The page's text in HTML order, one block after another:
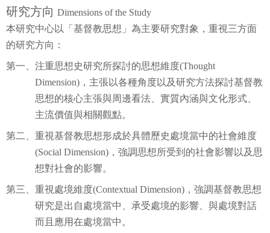
研究方向 Dimensions of the Study
本研究中心以「基督教思想」為主要研究對象，重視三方面
的研究方向：
第一、注重思想史研究所探討的思想維度(Thought
Dimension) ，主張以各種角度以及研究方法探討基督教
思想的核心主張與周邊看法、實質內涵與文化形式、
主流價值與相關觀點。
第二、重視基督教思想形成於具體歷史處境當中的社會維度
(Social Dimension) ，強調思想所受到的社會影響以及思
想對社會的影響。
第三、重視處境維度(Contextual Dimension) ，強調基督教思想
研究是出自處境當中、承受處境的影響、與處境對話
而且應用在處境當中。